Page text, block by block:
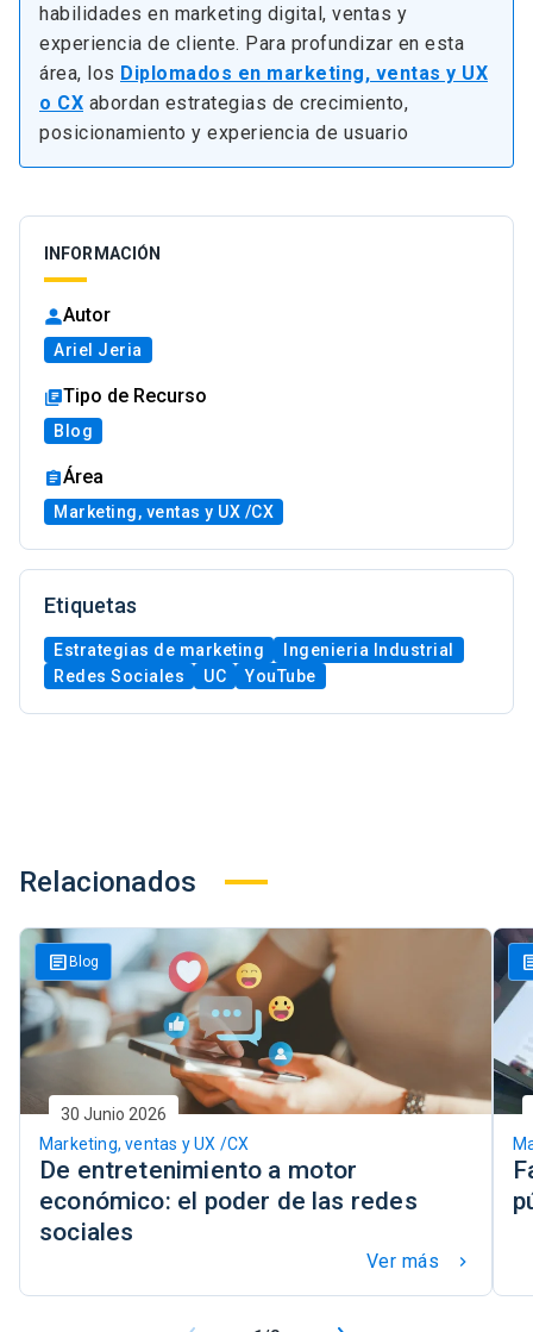
habilidades en marketing digital, ventas y
experiencia de cliente. Para profundizar en esta
área, los Diplomados en marketing, ventas y UX
o CX abordan estrategias de crecimiento,
posicionamiento y experiencia de usuario
INFORMACIÓN
Autor
Ariel Jeria
Tipo de Recurso
Blog
Área
Marketing, ventas y UX /CX
Etiquetas
Estrategias de marketing
Ingenieria Industrial
Redes Sociales
UC YouTube
Relacionados
articleBlog
30 Junio 2026
Marketing, ventas y UX /CX
De entretenimiento a motor
económico: el poder de las redes
sociales
Ver más keyboard_arrow_right